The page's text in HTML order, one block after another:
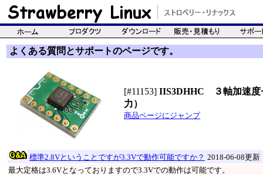
よくある質問とサポートのページです。
[#11153] IIS3DHHC ３軸加速度
力）
商品ページにジャンプ
標準2.8Vということですが3.3Vで動作可能ですか？ 2018-06-08更新
最大定格は3.6Vとなっておりますので3.3Vでの動作は可能です。